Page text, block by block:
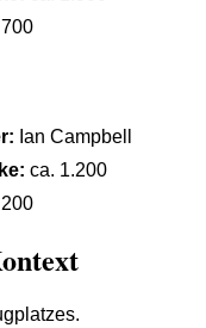
: Ian Campbell
: ca. 1.200